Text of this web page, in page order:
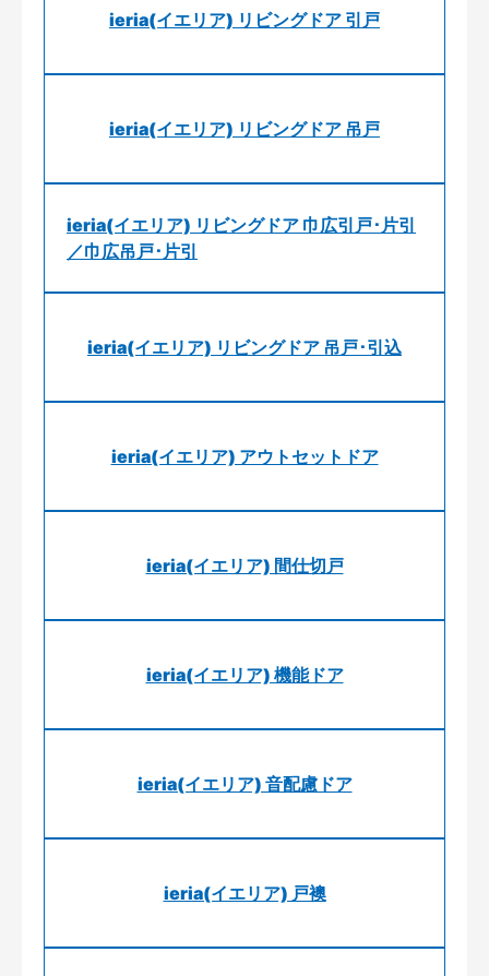
ieria(イエリア) リビングドア 引戸
ieria(イエリア) リビングドア 吊戸
ieria(イエリア) リビングドア 巾広引戸･片引
／巾広吊戸･片引
ieria(イエリア) リビングドア 吊戸･引込
ieria(イエリア) アウトセットドア
ieria(イエリア) 間仕切戸
ieria(イエリア) 機能ドア
ieria(イエリア) 音配慮ドア
ieria(イエリア) 戸襖